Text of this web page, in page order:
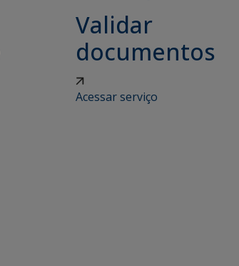
Validar
documentos
Acessar serviço